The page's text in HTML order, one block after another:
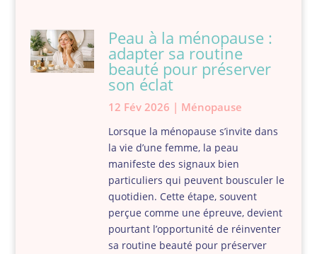
Peau à la ménopause :
adapter sa routine
beauté pour préserver
son éclat
12 Fév 2026 | Ménopause
Lorsque la ménopause s’invite dans
la vie d’une femme, la peau
manifeste des signaux bien
particuliers qui peuvent bousculer le
quotidien. Cette étape, souvent
perçue comme une épreuve, devient
pourtant l’opportunité de réinventer
sa routine beauté pour préserver